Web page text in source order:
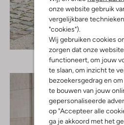
onze website gebruik
vergelijkbare
"cookies").
Wij gebruiken cookies
zorgen dat onze
functioneert, om jouw
te slaan, om inzicht te
bezoekersgedrag en
te bouwen van jouw
gepersonaliseerde
op "Accepteer alle
ga je akkoord met het
Ontdek de look